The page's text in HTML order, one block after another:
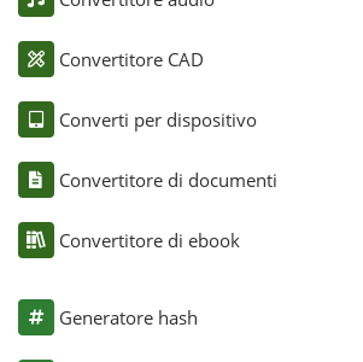
Convertitore CAD
Converti per dispositivo
Convertitore di documenti
Convertitore di ebook
Generatore hash